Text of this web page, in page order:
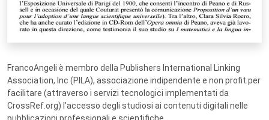
FrancoAngeli è membro della Publishers International Linking
Association, Inc (PILA), associazione indipendente e non profit per
facilitare (attraverso i servizi tecnologici implementati da
CrossRef.org) l’accesso degli studiosi ai contenuti digitali nelle